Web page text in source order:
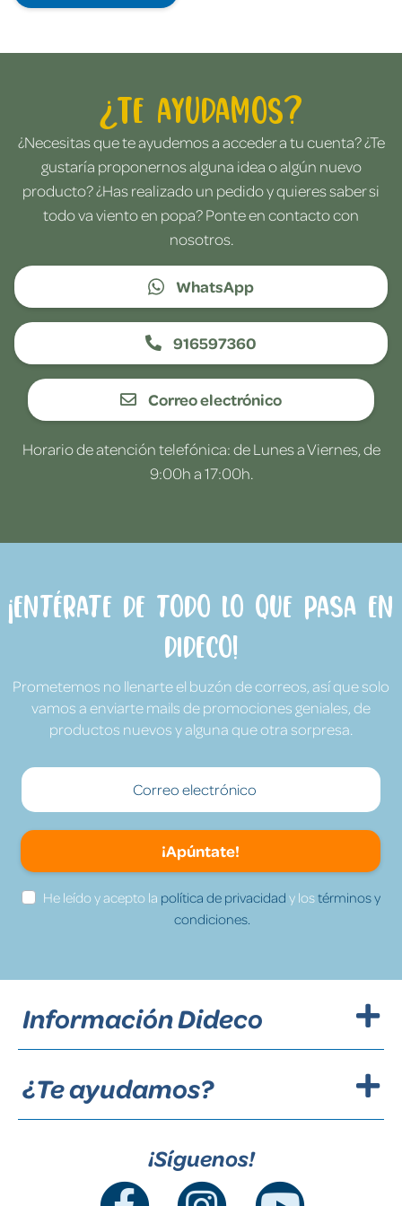
¿Te ayudamos?
¿Necesitas que te ayudemos a acceder a tu cuenta? ¿Te
gustaría proponernos alguna idea o algún nuevo
producto? ¿Has realizado un pedido y quieres saber si
todo va viento en popa? Ponte en contacto con
nosotros.
WhatsApp
916597360
Correo electrónico
Horario de atención telefónica: de Lunes a Viernes, de
9:00h a 17:00h.
¡Entérate de todo lo que pasa en
Dideco!
Prometemos no llenarte el buzón de correos, así que solo
vamos a enviarte mails de promociones geniales, de
productos nuevos y alguna que otra sorpresa.
¡Apúntate!
He leído y acepto la política de privacidad y lostérminos y
condiciones.
Información Dideco
¿Te ayudamos?
¡Síguenos!